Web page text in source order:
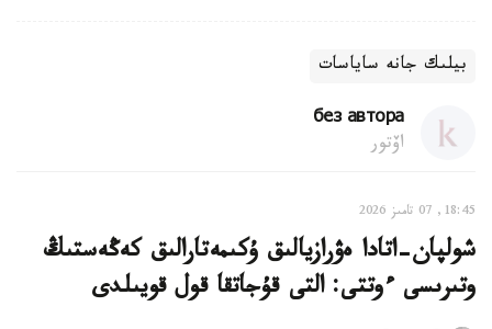
بيلىك جانە ساياسات
без автора
اۆتور
18:45, 07 تامىز 2026
شولپان-اتادا ەۋرازيالىق ۇكىمەتارالىق كەڭەستىڭ
وتىرىسى ءوتتى: التى قۇجاتقا قول قويىلدى